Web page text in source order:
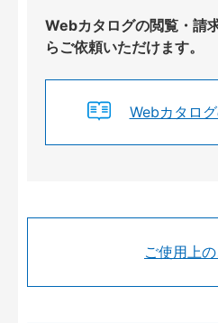
Webカタログの閲覧・請
らご依頼いただけます。
Webカタロ
ご使用上